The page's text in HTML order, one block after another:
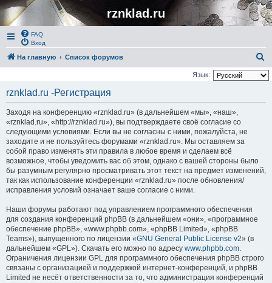
rznklad.ru
FAQ
Вход
На главную Список форумов
о
Язык:
rznklad.ru -Регистрация
Заходя на конференцию «rznklad.ru» (в дальнейшем «мы», «наш»,
«rznklad.ru», «http://rznklad.ru»), вы подтверждаете своё согласие со
следующими условиями. Если вы не согласны с ними, пожалуйста, не
заходите и не пользуйтесь форумами «rznklad.ru». Мы оставляем за
собой право изменять эти правила в любое время и сделаем всё
возможное, чтобы уведомить вас об этом, однако с вашей стороны было
бы разумным регулярно просматривать этот текст на предмет изменений,
так как использование конференции «rznklad.ru» после обновления/
исправления условий означает ваше согласие с ними.
Наши форумы работают под управлением программного обеспечения
для создания конференций phpBB (в дальнейшем «они», «программное
обеспечение phpBB», «www.phpbb.com», «phpBB Limited», «phpBB
Teams»), выпущенного по лицензии «GNU General Public License v2» (в
дальнейшем «GPL»). Скачать его можно по адресу www.phpbb.com.
Ограничения лицензии GPL для программного обеспечения phpBB строго
связаны с организацией и поддержкой интернет-конференций, и phpBB
Limited не несёт ответственности за то, что администрация конференций